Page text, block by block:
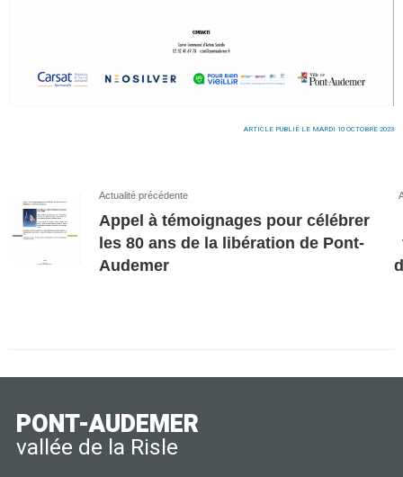
ARTICLE PUBLIÉ LE MARDI 10 OCTOBRE 2023
Actualité précédente
Appel à témoignages pour célébrer
les 80 ans de la libération de Pont-
Audemer
PONT-AUDEMER
vallée de la Risle